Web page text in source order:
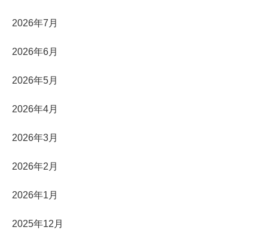
2026年7月
2026年6月
2026年5月
2026年4月
2026年3月
2026年2月
2026年1月
2025年12月